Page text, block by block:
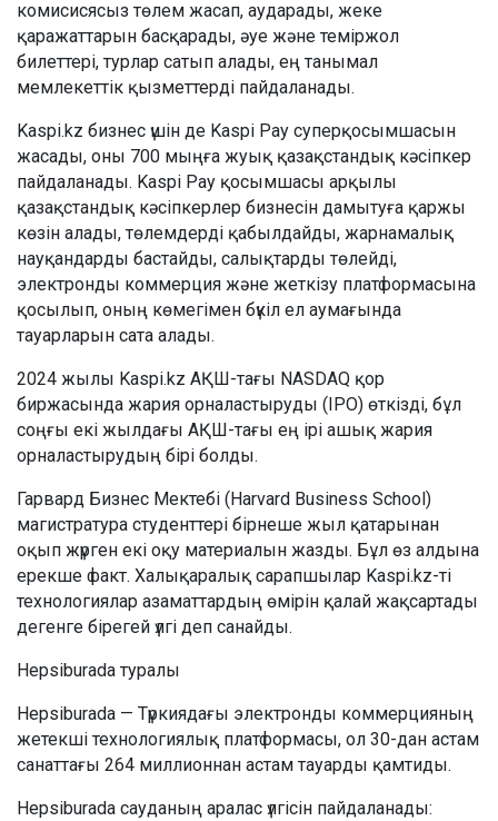
комисисясыз төлем жасап, аударады, жеке
қаражаттарын басқарады, әуе және теміржол
билеттері, турлар сатып алады, ең танымал
мемлекеттік қызметтерді пайдаланады.
Kaspi.kz бизнес үшін де Kaspi Pay суперқосымшасын
жасады, оны 700 мыңға жуық қазақстандық кәсіпкер
пайдаланады. Kaspi Pay қосымшасы арқылы
қазақстандық кәсіпкерлер бизнесін дамытуға қаржы
көзін алады, төлемдерді қабылдайды, жарнамалық
науқандарды бастайды, салықтарды төлейді,
электронды коммерция және жеткізу платформасына
қосылып, оның көмегімен бүкіл ел аумағында
тауарларын сата алады.
2024 жылы Kaspi.kz АҚШ-тағы NASDAQ қор
биржасында жария орналастыруды (IPO) өткізді, бұл
соңғы екі жылдағы АҚШ-тағы ең ірі ашық жария
орналастырудың бірі болды.
Гарвард Бизнес Мектебі (Harvard Business School)
магистратура студенттері бірнеше жыл қатарынан
оқып жүрген екі оқу материалын жазды. Бұл өз алдына
ерекше факт. Халықаралық сарапшылар Kaspi.kz-ті
технологиялар азаматтардың өмірін қалай жақсартады
дегенге бірегей үлгі деп санайды.
Hepsiburada туралы
Hepsiburada — Түркиядағы электронды коммерцияның
жетекші технологиялық платформасы, ол 30-дан астам
санаттағы 264 миллионнан астам тауарды қамтиды.
Hepsiburada сауданың аралас үлгісін пайдаланады: